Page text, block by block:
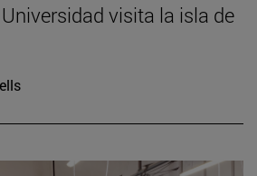
visita la isla de